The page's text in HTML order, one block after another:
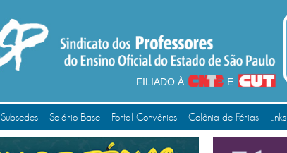
FILIADO À E
Subsedes Salário Base Portal Convênios Colônia de Férias Links